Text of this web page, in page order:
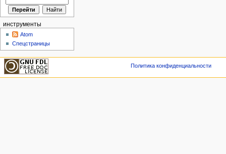
инструменты
Atom
Спецстраницы
Политика конфиденциальности